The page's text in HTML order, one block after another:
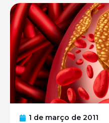
1 de março de 2011